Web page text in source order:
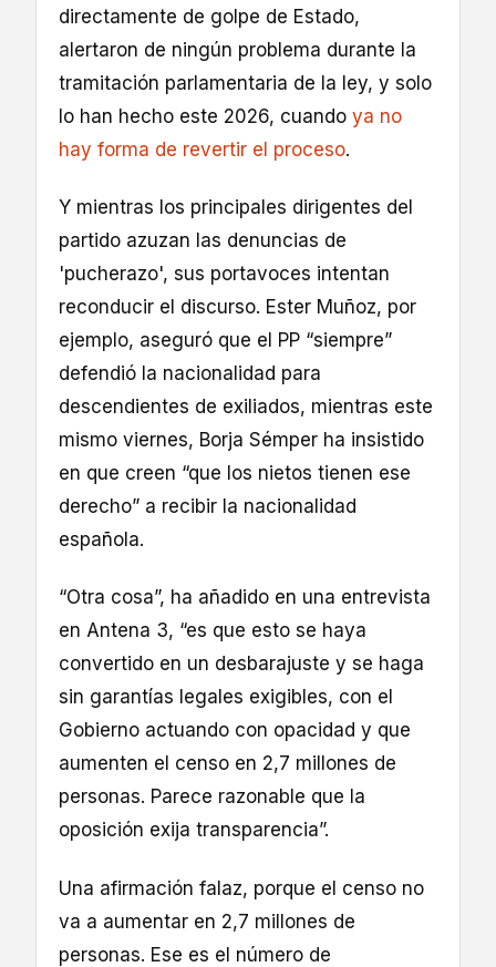
directamente de golpe de Estado,
alertaron de ningún problema durante la
tramitación parlamentaria de la ley, y solo
lo han hecho este 2026, cuando ya no
hay forma de revertir el proceso.
Y mientras los principales dirigentes del
partido azuzan las denuncias de
'pucherazo', sus portavoces intentan
reconducir el discurso. Ester Muñoz, por
ejemplo, aseguró que el PP “siempre”
defendió la nacionalidad para
descendientes de exiliados, mientras este
mismo viernes, Borja Sémper ha insistido
en que creen “que los nietos tienen ese
derecho” a recibir la nacionalidad
española.
“Otra cosa”, ha añadido en una entrevista
en Antena 3, “es que esto se haya
convertido en un desbarajuste y se haga
sin garantías legales exigibles, con el
Gobierno actuando con opacidad y que
aumenten el censo en 2,7 millones de
personas. Parece razonable que la
oposición exija transparencia”.
Una afirmación falaz, porque el censo no
va a aumentar en 2,7 millones de
personas. Ese es el número de